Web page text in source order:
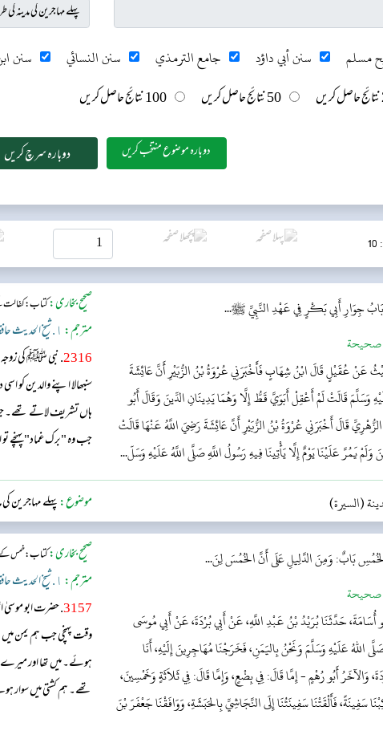
مسلم سنن أبي داؤد جامع الترمذي سنن النسائي سنن
50 نتائج حاصل کریں 100 نتائج حاصل کریں
دوبارہ موضوع منتخب کریں
بَابُ جِوَارِ أَبِي بَكْرٍ فِي عَهْدِ النَّبِيِّ ﷺ...
صحيحة
عَنْ عُقَيْلٍ قَالَ ابْنُ شِهَابٍ فَأَخْبَرَنِي عُرْوَةُ بْنُ الزُّبَيْرِ أَنَّ عَائِشَةَ
وَسَلَّمَ قَالَتْ لَمْ أَعْقِلْ أَبَوَيَّ قَطُّ إِلَّا وَهُمَا يَدِينَانِ الدِّينَ وَقَالَ أَبُو
قَالَ أَخْبَرَنِي عُرْوَةُ بْنُ الزُّبَيْرِ أَنَّ عَائِشَةَ رَضِيَ اللَّهُ عَنْهَا قَالَتْ
يَمُرَّ عَلَيْنَا يَوْمٌ إِلَّا يَأْتِينَا فِيهِ رَسُولُ اللَّهِ صَلَّى اللَّهُ عَلَيْهِ وَسَلّ...
صحیح بخاری:کتاب: کفالت
مترجم: ١. شیخ الحدیث حافظ عبد الستار حماد (دار السلام)
2316 . نبی ﷺ کی
سنبھالا اپنے والدین کو
ہاں تشریف لاتے تھے۔
جب وہ "برک غماد" پہنچے
(السيرة) موضوع:پہلے مہاجرین
بَابٌ: وَمِنَ الدَّلِيلِ عَلَى أَنَّ الخُمُسَ لِنَ...
صحيحة
أُسَامَةَ، حَدَّثَنَا بُرَيْدُ بْنُ عَبْدِ اللَّهِ، عَنْ أَبِي بُرْدَةَ، عَنْ أَبِي مُوسَى
اللهُ عَلَيْهِ وَسَلَّمَ وَنَحْنُ بِاليَمَنِ، فَخَرَجْنَا مُهَاجِرِينَ إِلَيْهِ، أَنَا
وَالآخَرُ أَبُو رُهْمٍ - إِمَّا قَالَ: فِي بِضْعٍ، وَإِمَّا قَالَ: فِي ثَلاَثَةٍ وَخَمْسِينَ،
سَفِينَةً، فَأَلْقَتْنَا سَفِينَتُنَا إِلَى النَّجَاشِيِّ بِالحَبَشَةِ، وَوَافَقْنَا جَعْفَرَ بْنَ
صحیح بخاری:کتاب: خمس کے
مترجم: ١. شیخ الحدیث حافظ عبد الستار حماد (دار السلام)
3157. حضرت ابو
وقت پہنچی جب ہم یمن
ہوئے۔ میں تھا اور میرے
تھے۔ ہم کشتی میں سوار